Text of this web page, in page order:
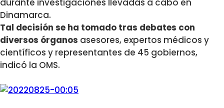
Dinamarca.
Tal decisión se ha tomado tras debates con
diversos órganos asesores, expertos médicos y
científicos y representantes de 45 gobiernos,
indicó la OMS.